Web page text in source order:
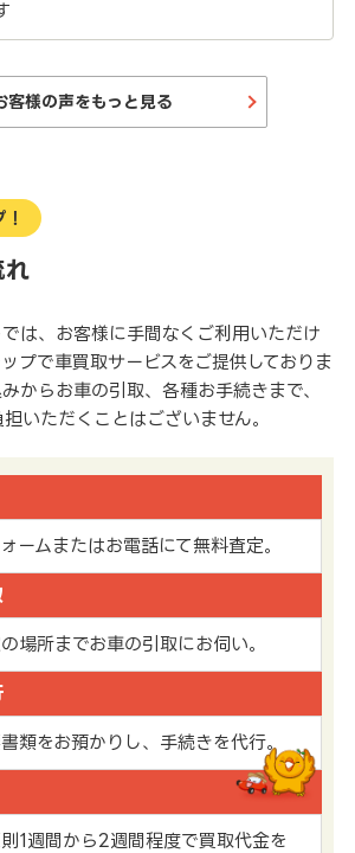
客様の声をもっと見る
れ
は、お客様に手間なくご利用いただけ
プで車買取サービスをご提供しておりま
からお車の引取、各種お手続きまで、
いただくことはございません。
ームまたはお電話にて無料査定。
場所までお車の引取にお伺い。
類をお預かりし、手続きを代行。
1週間から2週間程度で買取代金を